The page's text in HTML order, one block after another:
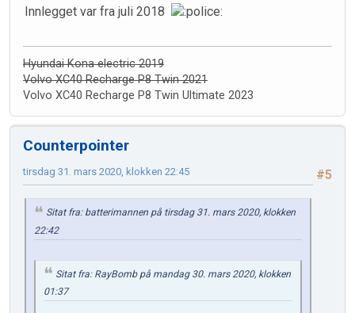
Innlegget var fra juli 2018
Hyundai Kona electric 2019
Volvo XC40 Recharge P8 Twin 2021
Volvo XC40 Recharge P8 Twin Ultimate 2023
Counterpointer
#5
tirsdag 31. mars 2020, klokken 22:45
Sitat fra: batterimannen på tirsdag 31. mars 2020, klokken
22:42
Sitat fra: RayBomb på mandag 30. mars 2020, klokken
01:37